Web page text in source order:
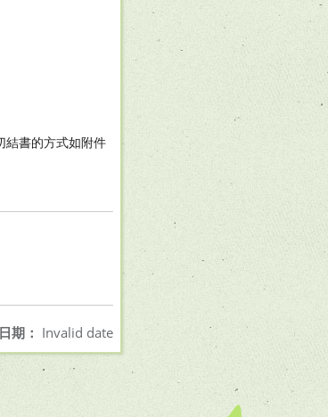
書的方式如附件
期： Invalid date